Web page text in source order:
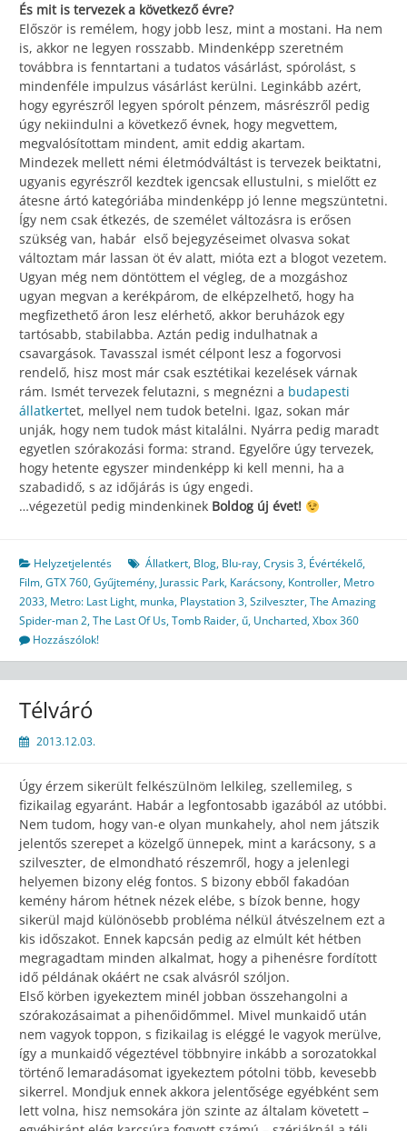
És mit is tervezek a következő évre?
Először is remélem, hogy jobb lesz, mint a mostani. Ha nem
is, akkor ne legyen rosszabb. Mindenképp szeretném
továbbra is fenntartani a tudatos vásárlást, spórolást, s
mindenféle impulzus vásárlást kerülni. Leginkább azért,
hogy egyrészről legyen spórolt pénzem, másrészről pedig
úgy nekiindulni a következő évnek, hogy megvettem,
megvalósítottam mindent, amit eddig akartam.
Mindezek mellett némi életmódváltást is tervezek beiktatni,
ugyanis egyrészről kezdtek igencsak ellustulni, s mielőtt ez
átesne ártó kategóriába mindenképp jó lenne megszüntetni.
Így nem csak étkezés, de személet változásra is erősen
szükség van, habár első bejegyzéseimet olvasva sokat
változtam már lassan öt év alatt, mióta ezt a blogot vezetem.
Ugyan még nem döntöttem el végleg, de a mozgáshoz
ugyan megvan a kerékpárom, de elképzelhető, hogy ha
megfizethető áron lesz elérhető, akkor beruházok egy
tartósabb, stabilabba. Aztán pedig indulhatnak a
csavargások. Tavasszal ismét célpont lesz a fogorvosi
rendelő, hisz most már csak esztétikai kezelések várnak
rám. Ismét tervezek felutazni, s megnézni a budapesti
állatkertet, mellyel nem tudok betelni. Igaz, sokan már
unják, hogy nem tudok mást kitalálni. Nyárra pedig maradt
egyetlen szórakozási forma: strand. Egyelőre úgy tervezek,
hogy hetente egyszer mindenképp ki kell menni, ha a
szabadidő, s az időjárás is úgy engedi.
…végezetül pedig mindenkinek Boldog új évet!
Helyzetjelentés Állatkert, Blog, Blu-ray,Crysis 3, Évértékelő,
Film,GTX 760,Gyűjtemény,Jurassic Park, Karácsony, Kontroller, Metro
2033, Metro: Last Light, munka, Playstation 3,Szilveszter,The Amazing
Spider-man 2,The Last Of Us,Tomb Raider, ű, Uncharted,Xbox 360
Hozzászólok!
Télváró
2013.12.03.
Úgy érzem sikerült felkészülnöm lelkileg, szellemileg, s
fizikailag egyaránt. Habár a legfontosabb igazából az utóbbi.
Nem tudom, hogy van-e olyan munkahely, ahol nem játszik
jelentős szerepet a közelgő ünnepek, mint a karácsony, s a
szilveszter, de elmondható részemről, hogy a jelenlegi
helyemen bizony elég fontos. S bizony ebből fakadóan
kemény három hétnek nézek elébe, s bízok benne, hogy
sikerül majd különösebb probléma nélkül átvészelnem ezt a
kis időszakot. Ennek kapcsán pedig az elmúlt két hétben
megragadtam minden alkalmat, hogy a pihenésre fordított
idő példának okáért ne csak alvásról szóljon.
Első körben igyekeztem minél jobban összehangolni a
szórakozásaimat a pihenőidőmmel. Mivel munkaidő után
nem vagyok toppon, s fizikailag is eléggé le vagyok merülve,
így a munkaidő végeztével többnyire inkább a sorozatokkal
történő lemaradásomat igyekeztem pótolni több, kevesebb
sikerrel. Mondjuk ennek akkora jelentősége egyébként sem
lett volna, hisz nemsokára jön szinte az általam követett –